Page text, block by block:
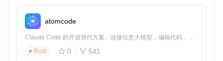
功能采用反距离加权（IDW）插值算法，可智能填充SRTM等
公开数据中常见的无值区域。处理完成后，通过"GIS > Raster
> Export GeoTIFF"（[core/georaster/georaster.py]）保存带
有地理参考的高程文件，建议勾选"Compress"选项并选择LZ
W压缩算法，可减少约30-50%的文件体积。
纹理数据的地理配准是保持视觉一致性的关键。通过"GIS > R
atomcode
Claude Code 的开源替代方案。连接任意大模型，编辑代码，运行命令，自动验证 — 全自动执行。用 Rust 构建，极致性能。 ｜ An open-source alternative to Claude Code. Connect any LLM, edit code, run commands, and verify changes — autonomously. Built in Rust for speed. Get Started
Rust
0 541